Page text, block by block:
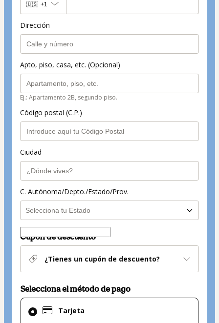
🇺🇸 +1
Dirección
Apto, piso, casa, etc. (Opcional)
Ej.: Apartamento 2B, segundo piso.
Código postal (C.P.)
Ciudad
C. Autónoma/Depto./Estado/Prov.
Cupón de descuento
¿Tienes un cupón de descuento?
Selecciona el método de pago
Tarjeta
El
método